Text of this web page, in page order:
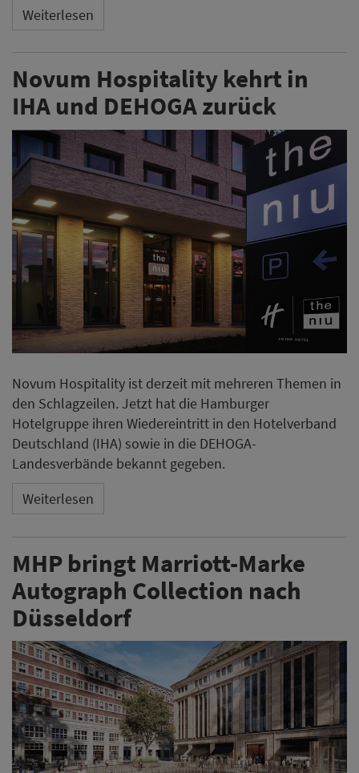
Weiterlesen
Novum Hospitality kehrt in
IHA und DEHOGA zurück
Novum Hospitality ist derzeit mit mehreren Themen in
den Schlagzeilen. Jetzt hat die Hamburger
Hotelgruppe ihren Wiedereintritt in den Hotelverband
Deutschland (IHA) sowie in die DEHOGA-
Landesverbände bekannt gegeben.
Weiterlesen
MHP bringt Marriott-Marke
Autograph Collection nach
Düsseldorf